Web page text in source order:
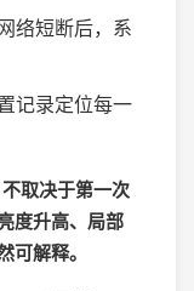
络短断后，系
记录定位每一
取决于第一次
度升高、局部
可解释。